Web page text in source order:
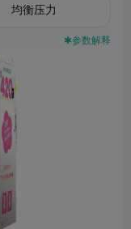
均衡压力
✱参数解释